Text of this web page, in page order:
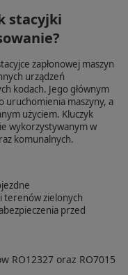
stacyjki
zapłonowej maszyn
urządzeń
kodach. Jego głównym
uruchomienia maszyny, a
użyciem. Kluczyk
wykorzystywanym w
komunalnych.
terenów zielonych
przed
RO12327 oraz RO7015